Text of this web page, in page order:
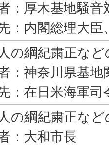
：厚木基地騒音
：内閣総理大臣
の綱紀粛正な
：神奈川県基地
：在日米海軍司
の綱紀粛正な
：大和市長